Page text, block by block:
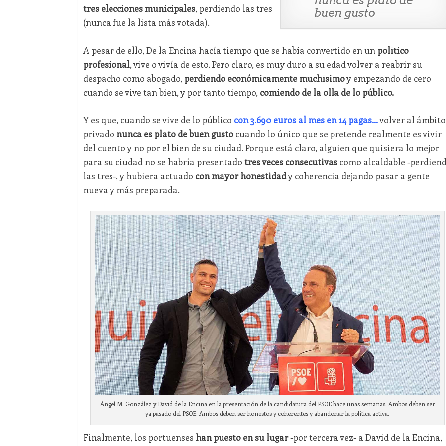
buen gusto
tres elecciones municipales, perdiendo las tres
(nunca fue la lista más votada).
A pesar de ello, De la Encina hacía tiempo que se había convertido en un político
profesional, vive o vivía de esto. Pero claro, es muy duro a su edad volver a reabrir su
despacho como abogado, perdiendo económicamente muchísimoy empezando de cero
cuando se vive tan bien, y por tanto tiempo, comiendo de la olla de lo público.
Y es que, cuando se vive de lo público con 3.690 euros al mes en 14 pagas...volver al ámbito
privado nunca es plato de buen gustocuando lo único que se pretende realmente es vivir
del cuento y no por el bien de su ciudad. Porque está claro, alguien que quisiera lo mejor
para su ciudad no se habría presentado tres veces consecutivascomo alcaldable -
las tres-, y hubiera actuado con mayor honestidady coherencia dejando pasar a gente
nueva y más preparada.
Ángel M. González y David de la Encina en la presentación de la candidatura del PSOE hace unas semanas. Ambos deben ser
ya pasado del PSOE. Ambos deben ser honestos y coherentes y abandonar la política activa.
Finalmente, los portuenses han puesto en su lugar-por tercera vez- a David de la Encina,